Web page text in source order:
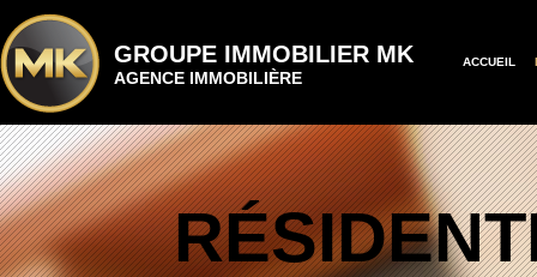
GROUPE IMMOBILIER MK
AGENCE IMMOBILIÈRE
ACCUEIL